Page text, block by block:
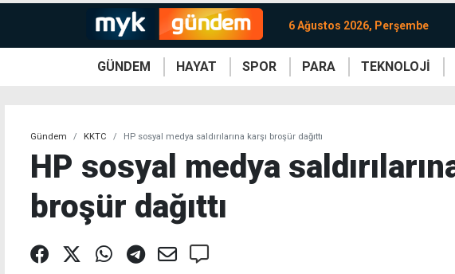
6 Ağustos 2026, Perşembe
GÜNDEM HAYAT SPOR PARA TEKNOLOJİ
Gündem KKTC HP sosyal medya saldırılarına karşı broşür dağıttı
HP sosyal medya
broşür dağıttı